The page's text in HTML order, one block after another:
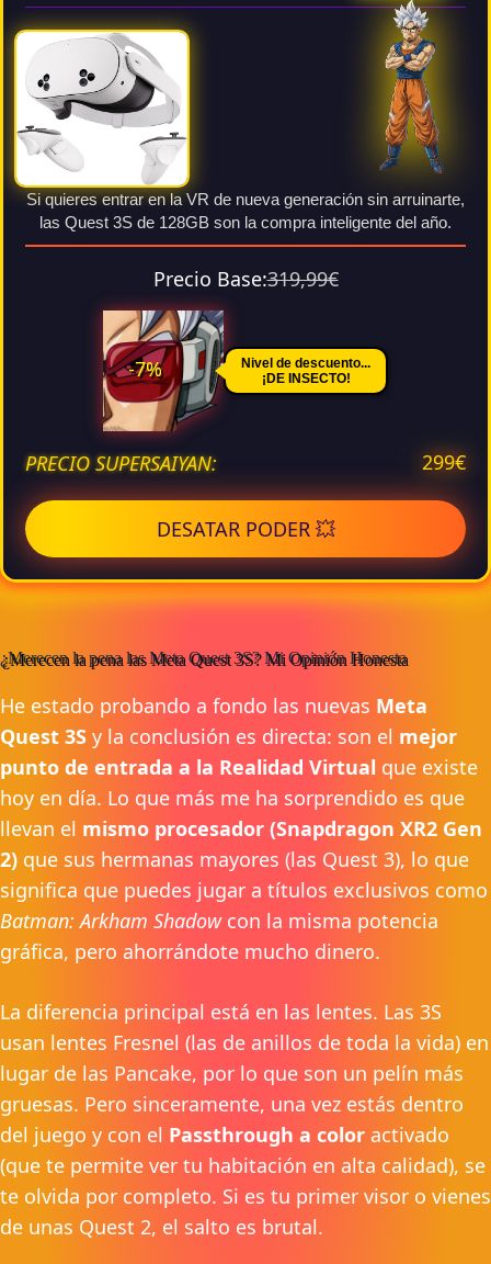
Si quieres entrar en la VR de nueva generación sin arruinarte,
las Quest 3S de 128GB son la compra inteligente del año.
Precio Base:319,99€
-7%
Nivel de descuento...
¡DE INSECTO!
PRECIO SUPERSAIYAN: 299€
DESATAR PODER 💥
¿Merecen la pena las Meta Quest 3S? Mi Opinión Honesta
He estado probando a fondo las nuevas Meta
Quest 3S y la conclusión es directa: son el mejor
punto de entrada a la Realidad Virtual que existe
hoy en día. Lo que más me ha sorprendido es que
llevan el mismo procesador (Snapdragon XR2 Gen
2) que sus hermanas mayores (las Quest 3), lo que
significa que puedes jugar a títulos exclusivos como
Batman: Arkham Shadowcon la misma potencia
gráfica, pero ahorrándote mucho dinero.
La diferencia principal está en las lentes. Las 3S
usan lentes Fresnel (las de anillos de toda la vida) en
lugar de las Pancake, por lo que son un pelín más
gruesas. Pero sinceramente, una vez estás dentro
del juego y con el Passthrough a color activado
(que te permite ver tu habitación en alta calidad), se
te olvida por completo. Si es tu primer visor o vienes
de unas Quest 2, el salto es brutal.